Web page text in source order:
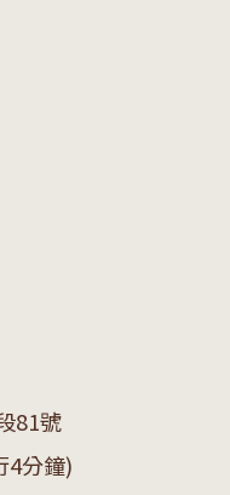
81號
4分鐘)